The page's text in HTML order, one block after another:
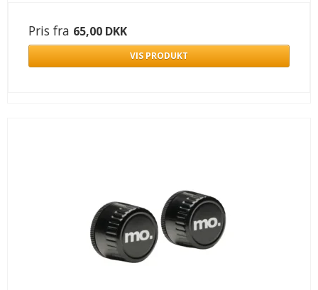
Pris fra 65,00 DKK
VIS PRODUKT